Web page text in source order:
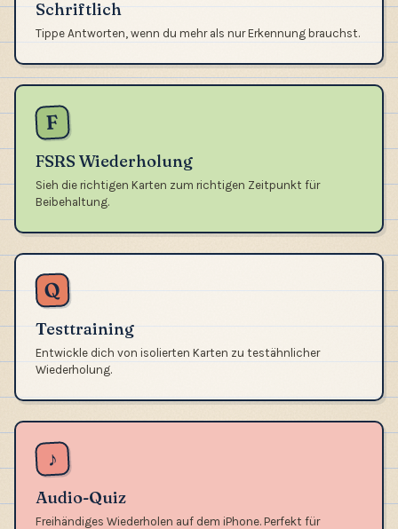
Schriftlich
Tippe Antworten, wenn du mehr als nur Erkennung brauchst.
F
FSRS Wiederholung
Sieh die richtigen Karten zum richtigen Zeitpunkt für
Beibehaltung.
Q
Testtraining
Entwickle dich von isolierten Karten zu testähnlicher
Wiederholung.
♪
Audio-Quiz
Freihändiges Wiederholen auf dem iPhone. Perfekt für